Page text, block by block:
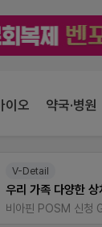
이오 약국·병원
우리 가족 다양한 상처엔 비아핀!